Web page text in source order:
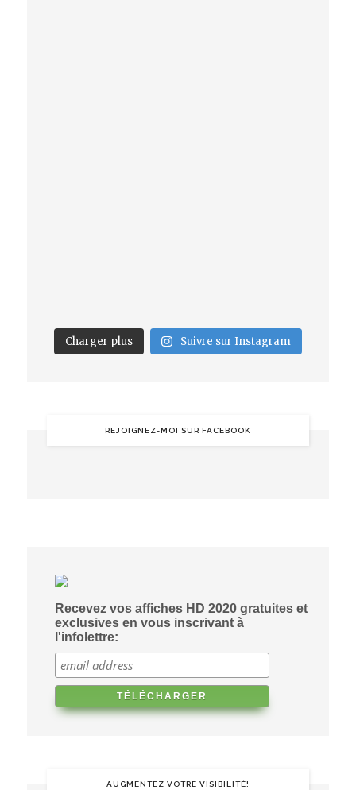
Charger plus Suivre sur Instagram
REJOIGNEZ-MOI SUR FACEBOOK
Recevez vos affiches HD 2020 gratuites et
exclusives en vous inscrivant à
l'infolettre:
AUGMENTEZ VOTRE VISIBILITÉ!